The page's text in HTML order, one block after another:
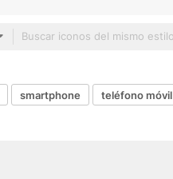
smartphone teléfono móvil